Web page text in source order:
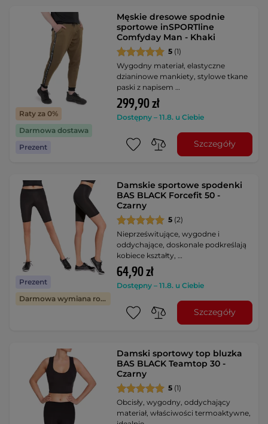
Raty za 0%
Darmowa dostawa
Prezent
Męskie dresowe spodnie
sportowe inSPORTline
Comfyday Man - Khaki
5 (1)
Wygodny materiał, elastyczne
dzianinowe mankiety, stylowe tkane
paski z napisem …
299,90 zł
Dostępny – 11.8. u Ciebie
Szczegóły
Prezent
Darmowa wymiana rozmiaru
Damskie sportowe spodenki
BAS BLACK Forcefit 50 -
Czarny
5 (2)
Nieprześwitujące, wygodne i
oddychające, doskonale podkreślają
kobiece kształty, …
64,90 zł
Dostępny – 11.8. u Ciebie
Szczegóły
Damski sportowy top bluzka
BAS BLACK Teamtop 30 -
Czarny
5 (1)
Obcisły, wygodny, oddychający
materiał, właściwości termoaktywne,